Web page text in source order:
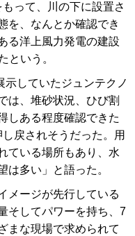
って、川の下に設置さ
を、なんとか確認でき
る洋上風力発電の建設
という。
していたジュンテクノ
は、堆砂状況、ひび割
しある程度確認できた
戻されそうだった。用
ている場所もあり、水
は多い」と語った。
メージが先行している
そしてパワーを持ち、7
まな現場で求められて